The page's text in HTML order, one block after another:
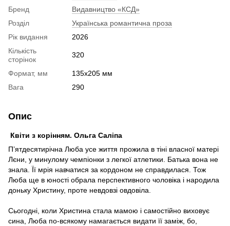
Бренд
Видавництво «КСД»
Розділ
Українська романтична проза
Рік видання
2026
Кількість
сторінок
320
Формат, мм
135х205 мм
Вага
290
Опис
Квіти з корінням. Ольга Саліпа
П’ятдесятирічна Люба усе життя прожила в тіні власної матері
Лєни, у минулому чемпіонки з легкої атлетики. Батька вона не
знала. Її мрія навчатися за кордоном не справдилася. Тож
Люба ще в юності обрала перспективного чоловіка і народила
доньку Христину, проте невдовзі овдовіла.
Сьогодні, коли Христина стала мамою і самостійно виховує
сина, Люба по-всякому намагається видати її заміж, бо,